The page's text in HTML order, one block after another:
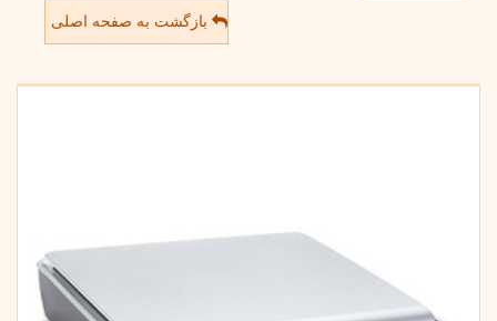
بازگشت به صفحه اصلی